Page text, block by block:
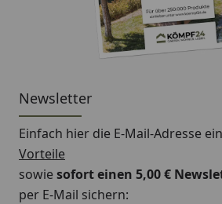
Newsletter
Einfach hier die E-Mail-Adresse
Vorteile
sowiesofort einen 5,00 €
per E-Mail sichern: